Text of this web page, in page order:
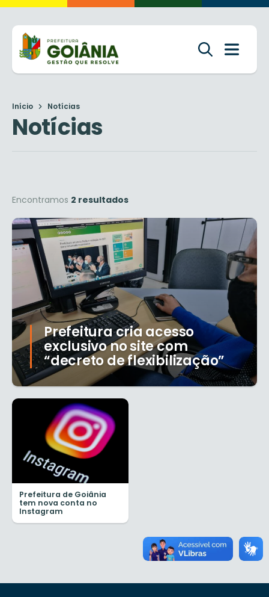
Início Notícias
Notícias
Encontramos 2 resultados
Prefeitura cria acesso
exclusivo no site com
“decreto de flexibilização”
Prefeitura de Goiânia
tem nova conta no
Instagram